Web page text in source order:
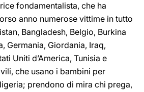
fondamentalista, che ha
anno numerose vittime in tutto
Bangladesh, Belgio, Burkina
Germania, Giordania, Iraq,
Uniti d’America, Tunisia e
che usano i bambini per
prendono di mira chi prega,